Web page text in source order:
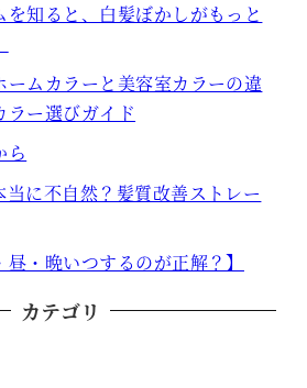
を知ると、白髪ぼかしがもっと
ームカラーと美容室カラーの違
ラー選びガイド
ら
当に不自然？髪質改善ストレー
昼・晩いつするのが正解？】
カテゴリ